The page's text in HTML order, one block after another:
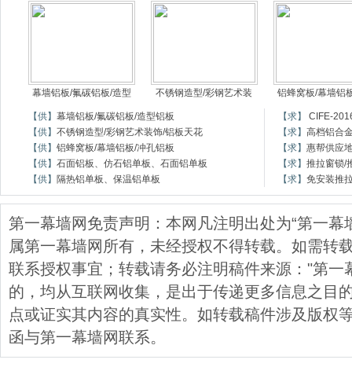
幕墙铝板/氟碳铝板/造型 不锈钢造型/彩钢艺术装 铝蜂窝板/幕墙铝
【供】 幕墙铝板/氟碳铝板/造型铝板
【供】 不锈钢造型/彩钢艺术装饰/铝板天花
【供】 铝蜂窝板/幕墙铝板/冲孔铝板
【供】 石面铝板、仿石铝单板、石面铝单板
【供】 隔热铝单板、保温铝单板
【求】
CIFE-
【求】 高档铝合
【求】 惠帮供应
【求】 推拉窗锁/
【求】 免安装推
第一幕墙网免责声明：本网凡注明出处为“第一幕
属第一幕墙网所有，未经授权不得转载。如需转
联系授权事宜；转载请务必注明稿件来源："第一
的，均从互联网收集，是出于传递更多信息之目
点或证实其内容的真实性。如转载稿件涉及版权
函与第一幕墙网联系。